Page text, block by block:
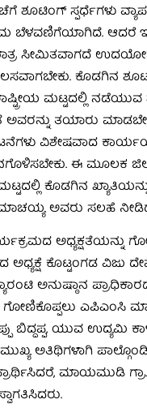
ಶೂಟಿಂಗ್ ಸ್ಪರ್ಧೆಗಳು
ಬೆಳವಣಿಗೆಯಾಗಿದೆ. ಆದರೆ
ಸೀಮಿತವಾಗದೆ
ಕೊಡಗಿನ
ಮಟ್ಟದಲ್ಲಿ ನಡೆಯುವ
ತಯಾರು
ವಿಶೇಷವಾದ
ಈ ಮೂಲಕ
ಕೊಡಗಿನ
ಅವರು ಸಲಹೆ
ಅಧ್ಯಕ್ಷತೆಯನ್ನು
ಅಧ್ಯಕ್ಷೆ ಕೊಟ್ಟಂಗಡ ವಿಜು
ಅನುಷ್ಠಾನ
ಎಪಿಎಂಸಿ
ಬಿದ್ದಪ್ಪ, ಯುವ ಉದ್ಯಮಿ
ಅತಿಥಿಗಳಾಗಿ
ಮಾಯಮುಡಿ